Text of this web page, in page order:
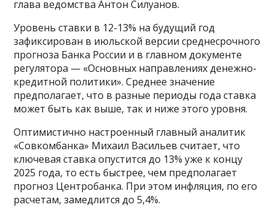
глава ведомства Антон Силуанов.
Уровень ставки в 12-13% на будущий год
зафиксирован в июльской версии среднесрочного
прогноза Банка России и в главном документе
регулятора — «Основных направлениях денежно-
кредитной политики». Среднее значение
предполагает, что в разные периоды года ставка
может быть как выше, так и ниже этого уровня.
Оптимистично настроенный главный аналитик
«Совкомбанка» Михаил Васильев считает, что
ключевая ставка опустится до 13% уже к концу
2025 года, то есть быстрее, чем предполагает
прогноз Центробанка. При этом инфляция, по его
расчетам, замедлится до 5,4%.